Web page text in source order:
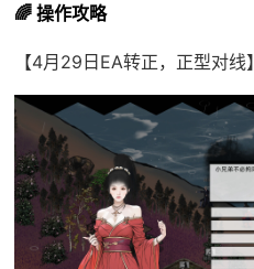
🌈 操作攻略
【4月29日EA转正，正型对线】